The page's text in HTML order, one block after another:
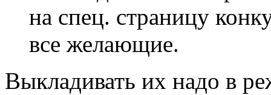
на спец. страницу
все желающие.
Выкладивать их надо в